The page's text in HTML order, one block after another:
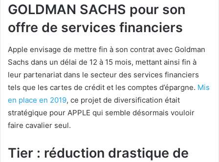
GOLDMAN SACHS pour son
offre de services financiers
Apple envisage de mettre fin à son contrat avec Goldman
Sachs dans un délai de 12 à 15 mois, mettant ainsi fin à
leur partenariat dans le secteur des services financiers
tels que les cartes de crédit et les comptes d’épargne. Mis
en place en 2019, ce projet de diversification était
stratégique pour APPLE qui semble désormais vouloir
faire cavalier seul.
Tier : réduction drastique de